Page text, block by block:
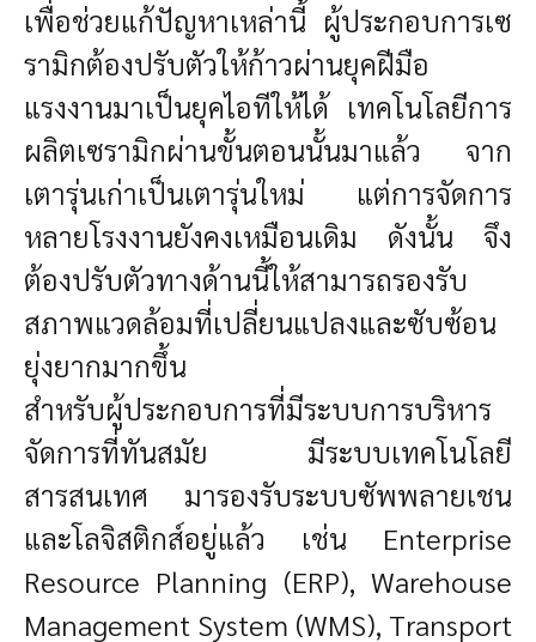
เพื่อช่วยแก้ปัญหาเหล่านี้ ผู้ประกอบการเซ
รามิกต้องปรับตัวให้ก้าวผ่านยุคฝีมือ
แรงงานมาเป็นยุคไอทีให้ได้ เทคโนโลยีการ
ผลิตเซรามิกผ่านขั้นตอนนั้นมาแล้ว จาก
เตารุ่นเก่าเป็นเตารุ่นใหม่ แต่การจัดการ
หลายโรงงานยังคงเหมือนเดิม ดังนั้น จึง
ต้องปรับตัวทางด้านนี้ให้สามารถรองรับ
สภาพแวดล้อมที่เปลี่ยนแปลงและซับซ้อน
ยุ่งยากมากขึ้น
สำหรับผู้ประกอบการที่มีระบบการบริหาร
จัดการที่ทันสมัย มีระบบเทคโนโลยี
สารสนเทศ มารองรับระบบซัพพลายเชน
และโลจิสติกส์อยู่แล้ว เช่น Enterprise
Resource Planning (ERP), Warehouse
Management System (WMS), Transport